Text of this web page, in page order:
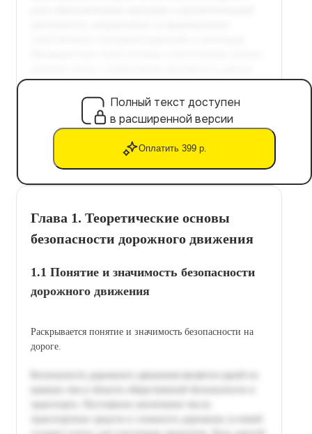
Полный текст доступен
в расширенной версии
Оплатить 399 р.
Глава 1. Теоретические основы
безопасности дорожного движения
1.1 Понятие и значимость безопасности
дорожного движения
Раскрывается понятие и значимость безопасности на
дороге.